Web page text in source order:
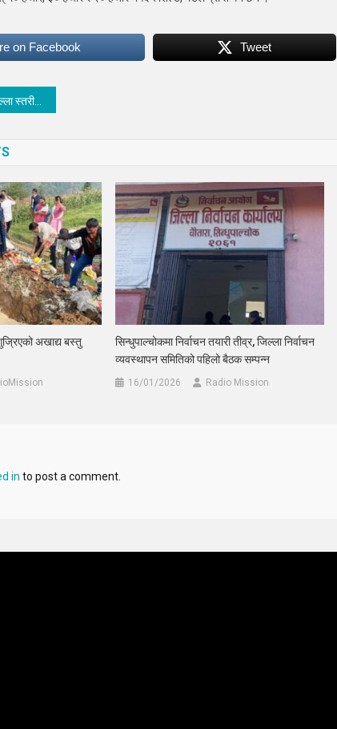
on Facebook Tweet
सेमिफाइनलमा
अखाद्य बस्तु
सिन्धुपाल्चोकमा निर्वाचन तयारी तीव्र, जिल्ला निर्वाचन
व्यवस्थापन समितिको पहिलो बैठक सम्पन्न
16/01/2026 Radio Mission
in to post a comment.